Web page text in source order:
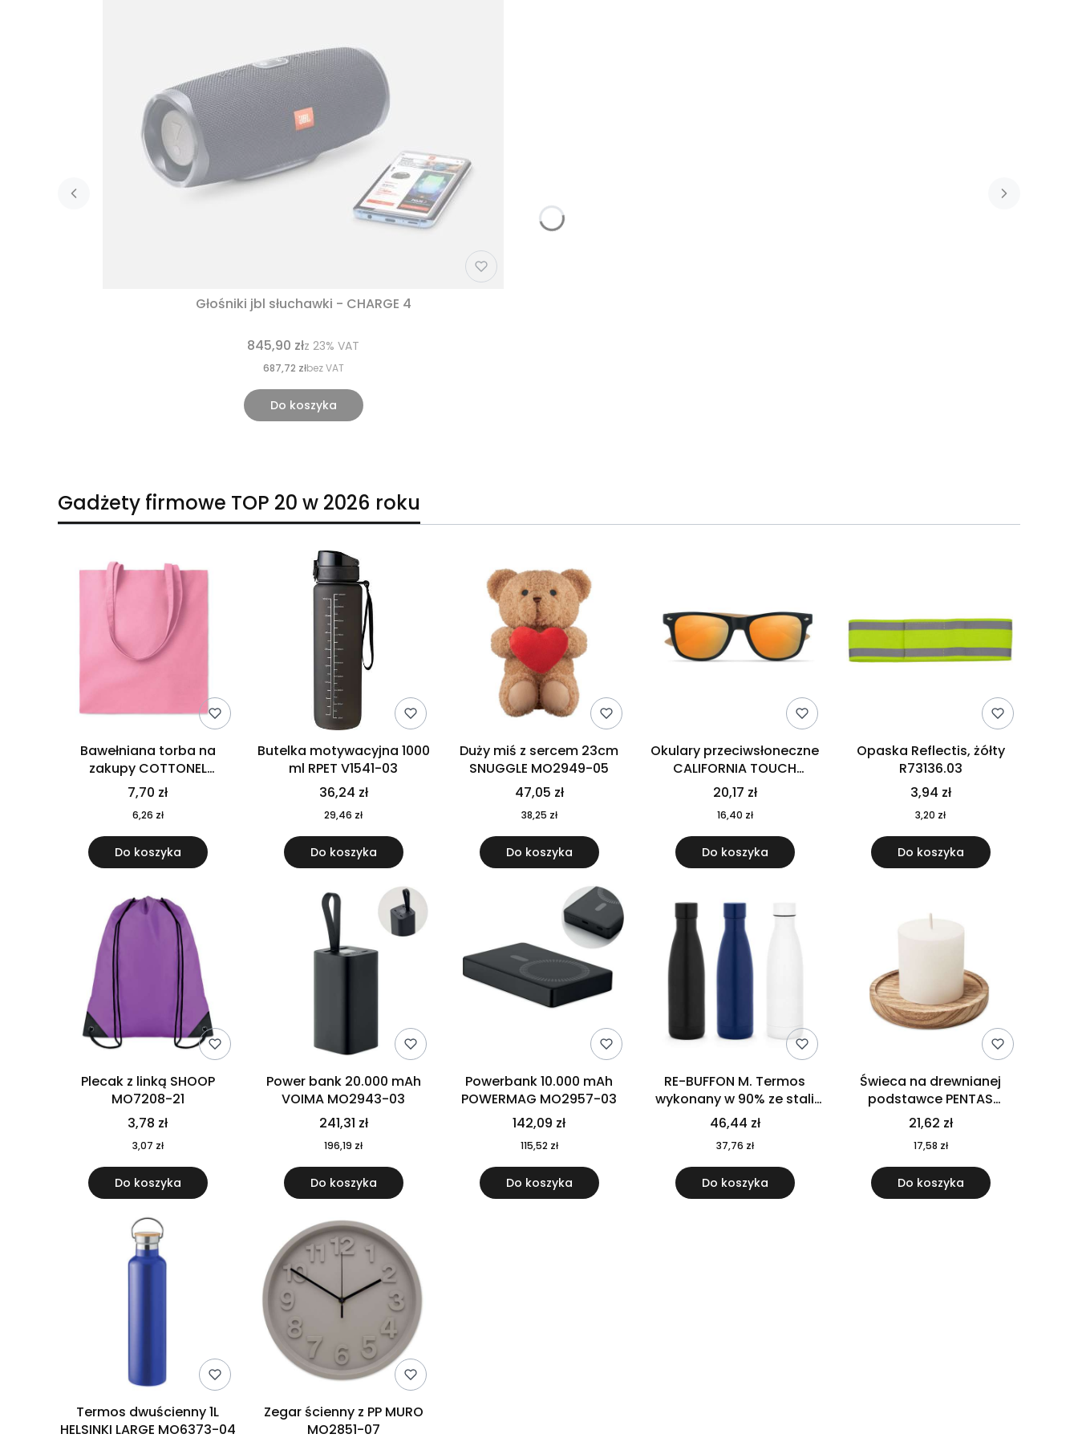
Głośniki jbl słuchawki - CHARGE 4
845,90 złz 23% VAT
687,72 złbez VAT
Do koszyka
Gadżety firmowe TOP 20 w 2026 roku
Bawełniana torba na
zakupy COTTONEL
COLOUR++ MO9846-11
7,70 zł
6,26 zł
Do koszyka
Butelka motywacyjna 1000
ml RPET V1541-03
36,24 zł
29,46 zł
Do koszyka
Duży miś z sercem 23cm
SNUGGLE MO2949-05
47,05 zł
38,25 zł
Do koszyka
Okulary przeciwsłoneczne
CALIFORNIA TOUCH
MO9617-10
20,17 zł
16,40 zł
Do koszyka
Opaska Reflectis, żółty
R73136.03
3,94 zł
3,20 zł
Do koszyka
Plecak z linką SHOOP
MO7208-21
3,78 zł
3,07 zł
Do koszyka
Power bank 20.000 mAh
VOIMA MO2943-03
241,31 zł
196,19 zł
Do koszyka
Powerbank 10.000 mAh
POWERMAG MO2957-03
142,09 zł
115,52 zł
Do koszyka
RE-BUFFON M. Termos
wykonany w 90% ze stali
nierdzewnej pochodzącej z
recyklingu 520 ml 94294
46,44 zł
37,76 zł
Do koszyka
Świeca na drewnianej
podstawce PENTAS
MO6282-40
21,62 zł
17,58 zł
Do koszyka
Termos dwuścienny 1L
HELSINKI LARGE MO6373-04
Zegar ścienny z PP MURO
MO2851-07